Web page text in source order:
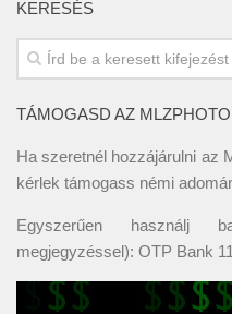
KERESÉS
TÁMOGASD AZ
Ha szeretnél hozzájárulni az
kérlek támogass némi
Egyszerűen használj
megjegyzéssel): OTP Bank